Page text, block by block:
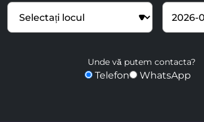
Unde vă putem contacta?
Telefon WhatsApp